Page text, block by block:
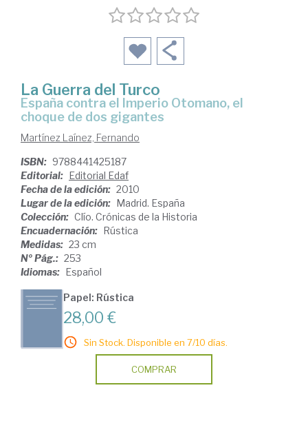
La Guerra del Turco
España contra el Imperio Otomano, el
choque de dos gigantes
Martínez Laínez, Fernando
ISBN: 9788441425187
Editorial: Editorial Edaf
Fecha de la edición: 2010
Lugar de la edición: Madrid. España
Colección: Clío. Crónicas de la Historia
Encuadernación: Rústica
Medidas: 23 cm
Nº Pág.: 253
Idiomas: Español
Papel: Rústica
28,00 €
Sin Stock. Disponible en 7/10 días.
COMPRAR